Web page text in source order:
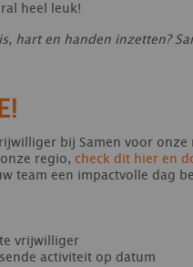
heel leuk!
hart en handen inzetten?
bij Samen voor
regio, check dit hier en
team een impactvolle dag
vrijwilliger
activiteit op datum